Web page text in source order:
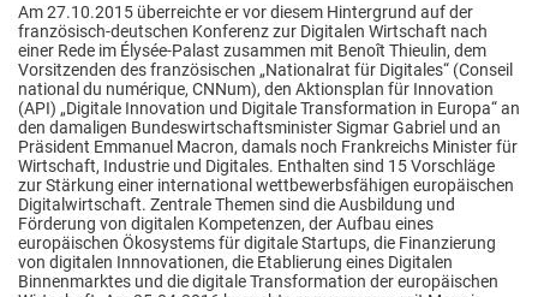
Am 27.10.2015 überreichte er vor diesem Hintergrund auf der
französisch-deutschen Konferenz zur Digitalen Wirtschaft nach
einer Rede im Élysée-Palast zusammen mit Benoît Thieulin, dem
Vorsitzenden des französischen „Nationalrat für Digitales“ (Conseil
national du numérique, CNNum), den Aktionsplan für Innovation
(API) „Digitale Innovation und Digitale Transformation in Europa“ an
den damaligen Bundeswirtschaftsminister Sigmar Gabriel und an
Präsident Emmanuel Macron, damals noch Frankreichs Minister für
Wirtschaft, Industrie und Digitales. Enthalten sind 15 Vorschläge
zur Stärkung einer international wettbewerbsfähigen europäischen
Digitalwirtschaft. Zentrale Themen sind die Ausbildung und
Förderung von digitalen Kompetenzen, der Aufbau eines
europäischen Ökosystems für digitale Startups, die Finanzierung
von digitalen Innnovationen, die Etablierung eines Digitalen
Binnenmarktes und die digitale Transformation der europäischen